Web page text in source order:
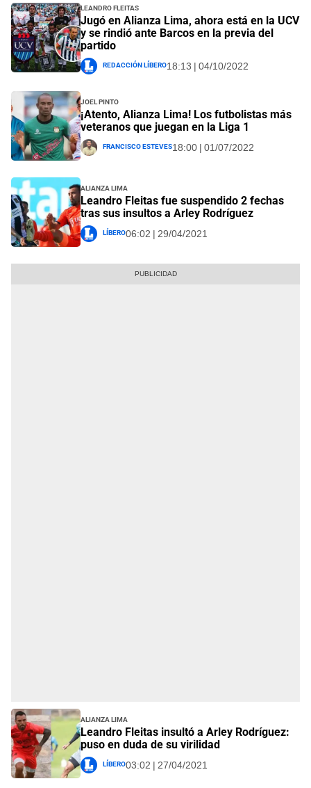
Leandro Fleitas
Jugó en Alianza Lima, ahora está en la UCV
y se rindió ante Barcos en la previa del
partido
Redacción Líbero18:13 | 04/10/2022
Joel Pinto
¡Atento, Alianza Lima! Los futbolistas más
veteranos que juegan en la Liga 1
Francisco Esteves18:00 | 01/07/2022
Alianza Lima
Leandro Fleitas fue suspendido 2 fechas
tras sus insultos a Arley Rodríguez
Líbero06:02 | 29/04/2021
Alianza Lima
Leandro Fleitas insultó a Arley Rodríguez:
puso en duda de su virilidad
Líbero03:02 | 27/04/2021